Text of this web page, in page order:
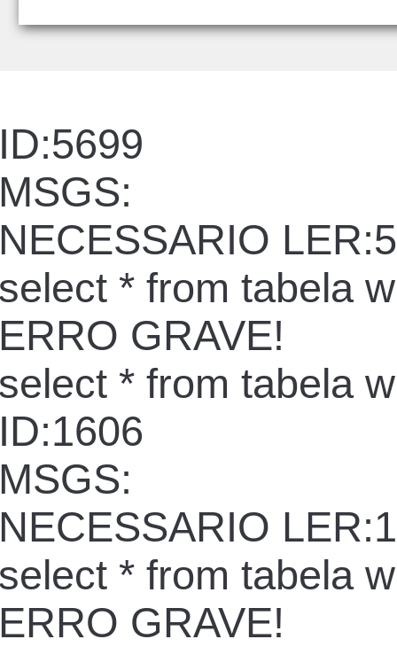
* from tabela
GRAVE!
* from tabela
* from tabela
GRAVE!